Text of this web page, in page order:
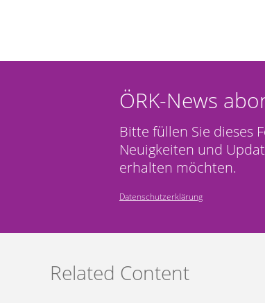
ÖRK-News
Bitte füllen Sie dieses
Neuigkeiten und
erhalten möchten.
Datenschutzerklärung
Related Content